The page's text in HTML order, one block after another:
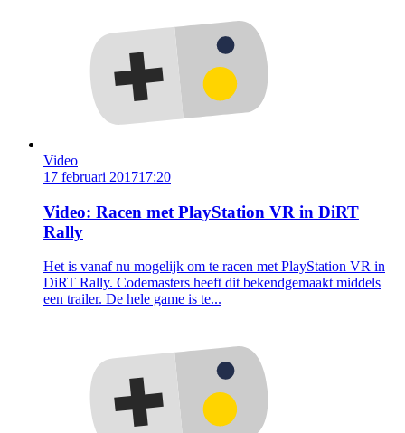
Video
17 februari 201717:20
Video: Racen met PlayStation VR in DiRT
Rally
Het is vanaf nu mogelijk om te racen met PlayStation VR in
DiRT Rally. Codemasters heeft dit bekendgemaakt middels
een trailer. De hele game is te...